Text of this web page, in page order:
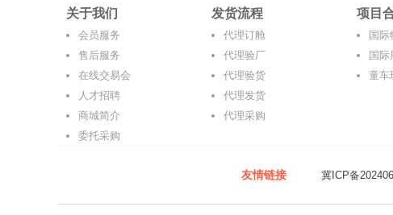
关于我们
会员服务
售后服务
在线交易会
人才招聘
商城简介
委托采购
发货流程
代理订舱
代理验厂
代理验货
代理发货
代理采购
项目
国际
国际
童车
友情链接 冀ICP备